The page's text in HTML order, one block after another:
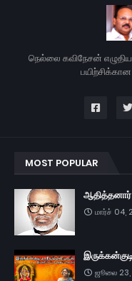
நெல்லை கவிநேசன்
MOST POPULAR
மார்ச் 04,
ஜூலை